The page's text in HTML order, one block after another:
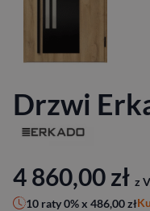
Drzwi
4 860,00zł z
10 raty 0% x 486,00zł